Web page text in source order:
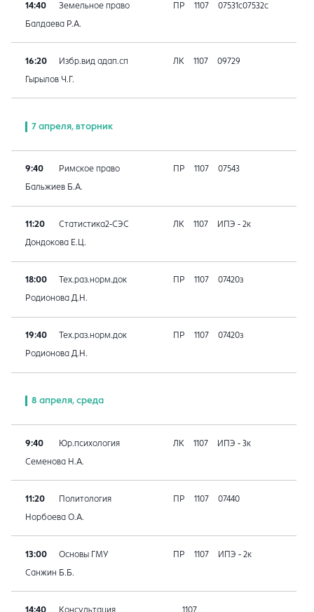
14:40 Земельное право ПР 1107 07531с07532с
Балдаева Р.А.
16:20 Избр.вид адап.сп ЛК 1107 09729
Гырылов Ч.Г.
7 апреля, вторник
9:40 Римское право ПР 1107 07543
Бальжиев Б.А.
11:20 Статистика2-СЭС ЛК 1107 ИПЭ - 2к
Дондокова Е.Ц.
18:00 Тех.раз.норм.док ПР 1107 07420з
Родионова Д.Н.
19:40 Тех.раз.норм.док ПР 1107 07420з
Родионова Д.Н.
8 апреля, среда
9:40 Юр.психология ЛК 1107 ИПЭ - 3к
Семенова Н.А.
11:20 Политология ПР 1107 07440
Норбоева О.А.
13:00 Основы ГМУ ПР 1107 ИПЭ - 2к
Санжин Б.Б.
14:40 Консультация 1107